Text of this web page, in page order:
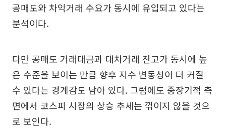
공매도와 차익거래 수요가 동시에 유입되고 있다는
분석이다.
다만 공매도 거래대금과 대차거래 잔고가 동시에 높
은 수준을 보이는 만큼 향후 지수 변동성이 더 커질
수 있다는 경계감도 남아 있다. 그럼에도 중장기적 측
면에서 코스피 시장의 상승 추세는 꺾이지 않을 것으
로 보인다.